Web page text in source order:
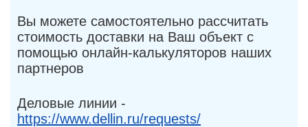
Вы можете самостоятельно рассчитать
стоимость доставки на Ваш объект с
помощью онлайн-калькуляторов наших
партнеров
Деловые линии -
https://www.dellin.ru/requests/